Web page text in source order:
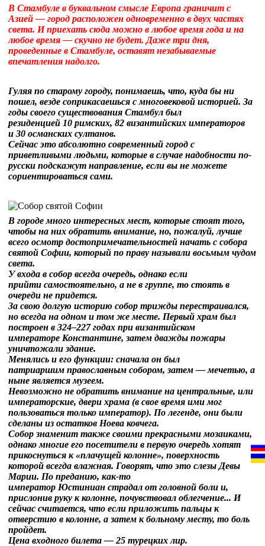
В Стамбуле в буквальном смысле Европа граничит с
Азией — город расположен одновременно в двух частях
света. И приехать сюда можно в любое время года и на
любое время — скучно не будет. Даже три дня,
проведенные в Стамбуле, оставят незабываемые
впечатления надолго.
Гуляя по старому городу, понимаешь, что, куда бы ни
пошел, везде соприкасаешься с многовековой историей. За
годы своего существования Стамбул был
резиденцией 10 римских, 82 византийских императоров
и 30 османских султанов.
Сейчас это абсолютно современный город с
приветливыми людьми, которые в случае надобности по-
русски подскажут направление, если вы не можете
сориентироваться сами.
В городе много интересных мест, которые стоят того,
чтобы на них обратить внимание, но, пожалуй, лучше
всего осмотр достопримечательностей начать с cобора
святой Софии, который по праву называли восьмым чудом
света.
У входа в cобор всегда очередь, однако если
прийти самостоятельно, а не в группе, то стоять в
очереди не придется.
За свою долгую историю cобор трижды перестраивался,
но всегда на одном и том же месте. Первый храм был
построен в 324–227 годах при византийском
императоре Константине, затем дважды пожары
уничтожали здание.
Менялись и его функции: сначала он был
патриаршим православным собором, затем — мечетью, а
ныне является музеем.
Невозможно не обратить внимание на центральные, или
императорские, двери храма (в свое время ими мог
пользоваться только император). По легенде, они были
сделаны из остатков Ноева ковчега.
Собор знаменит также своими прекрасными мозаиками,
однако многие его посетители в первую очередь хотят
прикоснуться к «плачущей колонне», поверхность
которой всегда влажная. Говорят, что это слезы Девы
Марии. По преданию, как-то
император Юстиниан страдал от головной боли и,
прислонив руку к колонне, почувствовал облегчение... И
сейчас считается, что если приложить пальцы к
отверстию в колонне, а затем к больному месту, то боль
пройдет.
Цена входного билета — 25 турецких лир.